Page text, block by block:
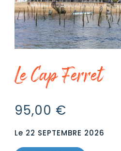
Le Cap Ferret
95,00 €
Le 22 SEPTEMBRE 2026